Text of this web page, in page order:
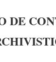
DE